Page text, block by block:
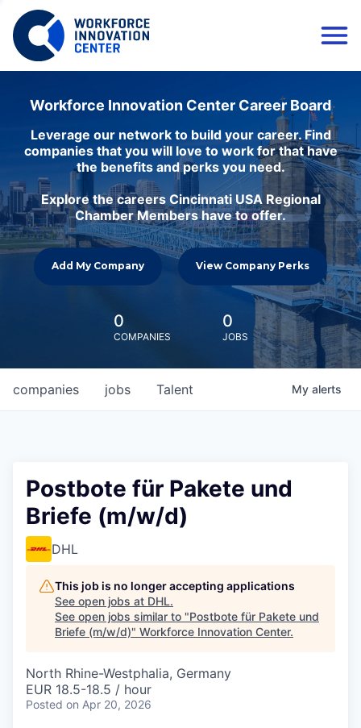
Workforce Innovation Center Career Board
Leverage our network to build your career. Find
companies that you will love to work for that have
the benefits and perks you need.
Explore the careers Cincinnati USA Regional
Chamber Members have to offer.
Add My Company View Company Perks
0
COMPANIES
0
JOBS
jobs
companies Talent My alerts
Postbote für Pakete und
Briefe (m/w/d)
DHL
This job is no longer accepting applications
See open jobs at DHL.
See open jobs similar to "Postbote für Pakete und
Briefe (m/w/d)" Workforce Innovation Center.
North Rhine-Westphalia, Germany
EUR 18.5-18.5 / hour
Posted on Apr 20, 2026